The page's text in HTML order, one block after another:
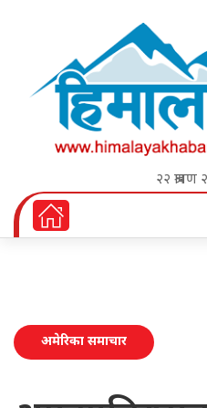
२२
अमेरिका समाचार